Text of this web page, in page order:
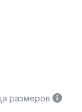
размеров